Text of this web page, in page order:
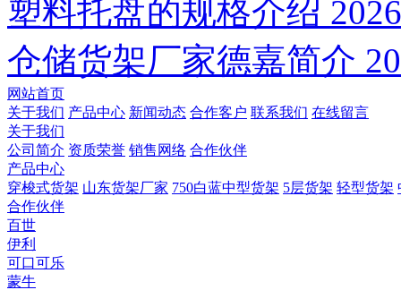
塑料托盘的规格介绍
仓储货架厂家德嘉简介
网站首页
关于我们 产品中心 新闻动态 合作客户 联系我们 在线留言
关于我们
公司简介 资质荣誉 销售网络 合作伙伴
产品中心
穿梭式货架 山东货架厂家 750白蓝中型货架 5层货架 轻型货架
合作伙伴
百世
伊利
可口可乐
蒙牛